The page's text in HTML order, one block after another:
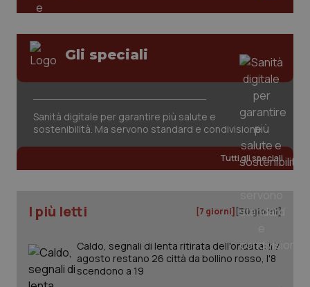
Veneto
Oncoematologia
Oncologia & Nutrizione
Psoriasi & pelle
Quotidiano Cardiologia
Quotidiano Chirurgia
Quotidiano Oncologia
Quotidiano Pediatria
Gli speciali
Sanità digitale per garantire più salute e
sostenibilità. Ma servono standard e condivisione
Tutti gli speciali
I più letti [7 giorni] [30 giorni]
Caldo, segnali di lenta ritirata dell'ondata: il 7
agosto restano 26 città da bollino rosso, l'8
scendono a 19
I cookie necessari contribuiscono a rendere fruibile il
sito web abilitandone funzionalità di base quali la
navigazione sulle pagine e l'accesso alle aree
protette del sito. Il sito web non è in grado di
funzionare correttamente senza questi cookie.
.youtube.com